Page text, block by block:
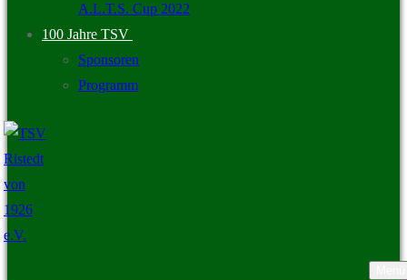
A.L.T.S. Cup 2022
100 Jahre TSV
Sponsoren
Programm